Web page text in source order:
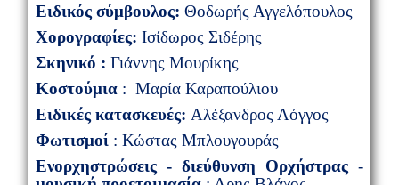
Ειδικός σύμβουλος: Θοδωρής Αγγελόπουλος
Χορογραφίες: Ισίδωρος Σιδέρης
Σκηνικό : Γιάννης Μουρίκης
Κοστούμια: Μαρία Καραπούλιου
Ειδικές κατασκευές: Αλέξανδρος Λόγγος
Φωτισμοί: Κώστας Μπλουγουράς
Ενορχηστρώσεις - διεύθυνση Ορχήστρας -